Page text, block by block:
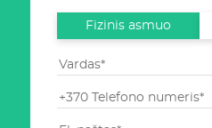
Fizinis asmuo